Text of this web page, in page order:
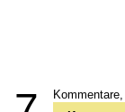
Kommentare,